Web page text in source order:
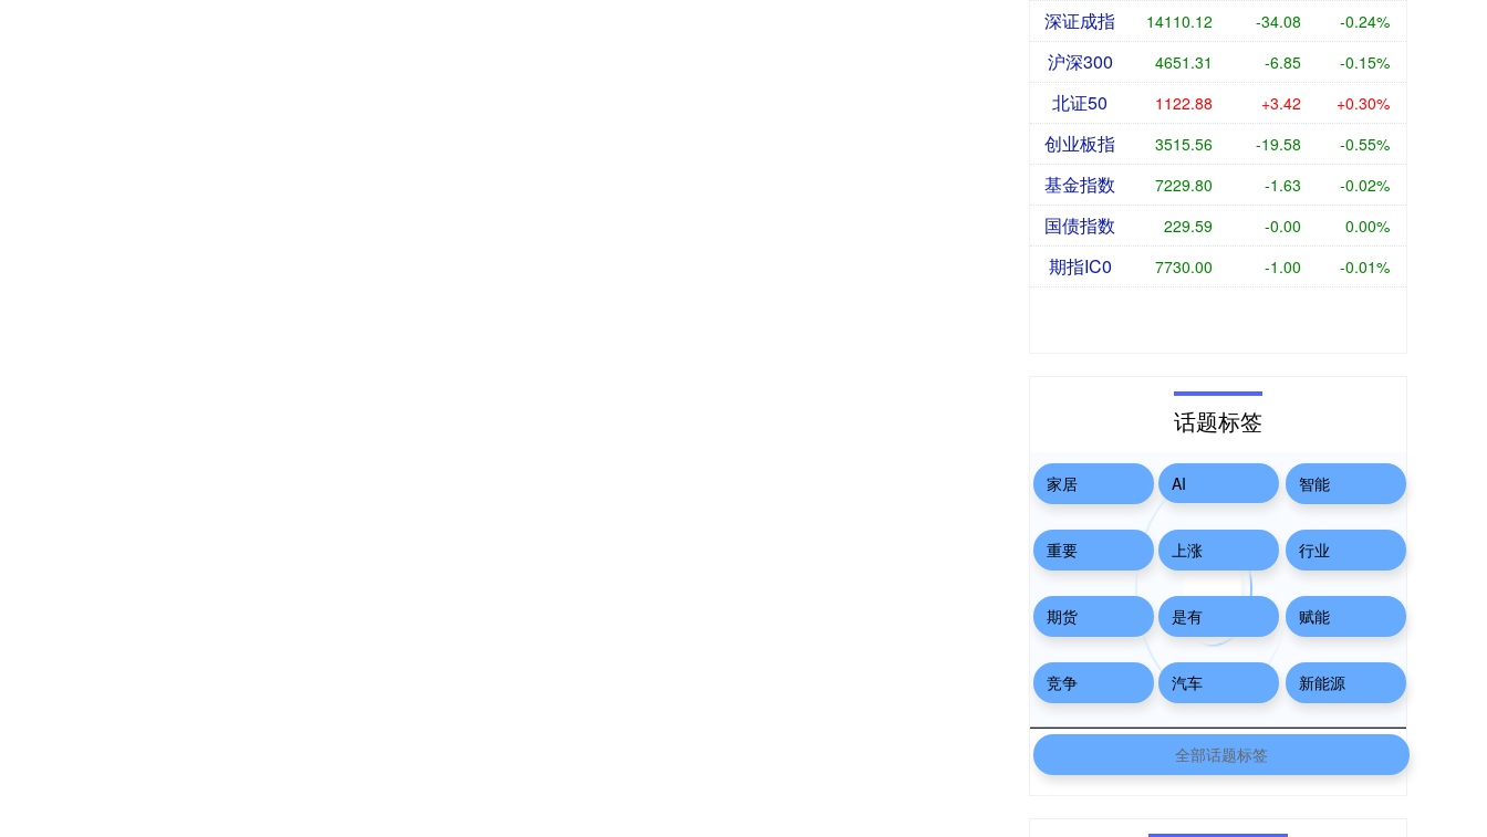
深证成指 14110.12 -34.08 -0.24%
沪深300 4651.31 -6.85 -0.15%
北证50 1122.88 +3.42 +0.30%
创业板指 3515.56 -19.58 -0.55%
基金指数 7229.80 -1.63 -0.02%
国债指数 229.59 -0.00 0.00%
期指IC0 7730.00 -1.00 -0.01%
话题标签
家居 AI 智能
重要 上涨 行业
期货 是有 赋能
竞争 汽车 新能源
全部话题标签